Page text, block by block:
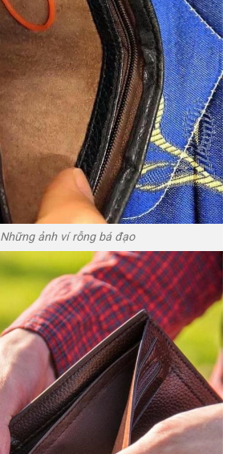
Những ảnh ví rỗng bá đạo